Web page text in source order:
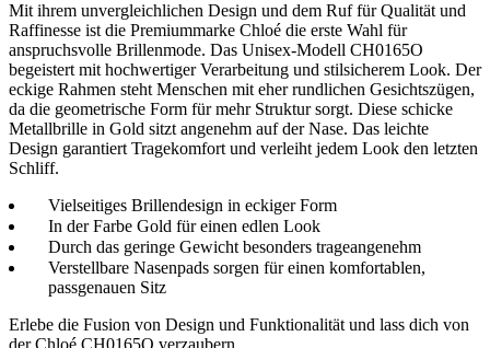
Mit ihrem unvergleichlichen Design und dem Ruf für Qualität und
Raffinesse ist die Premiummarke Chloé die erste Wahl für
anspruchsvolle Brillenmode. Das Unisex-Modell CH0165O
begeistert mit hochwertiger Verarbeitung und stilsicherem Look. Der
eckige Rahmen steht Menschen mit eher rundlichen Gesichtszügen,
da die geometrische Form für mehr Struktur sorgt. Diese schicke
Metallbrille in Gold sitzt angenehm auf der Nase. Das leichte
Design garantiert Tragekomfort und verleiht jedem Look den letzten
Schliff.
Vielseitiges Brillendesign in eckiger Form
In der Farbe Gold für einen edlen Look
Durch das geringe Gewicht besonders trageangenehm
Verstellbare Nasenpads sorgen für einen komfortablen,
passgenauen Sitz
Erlebe die Fusion von Design und Funktionalität und lass dich von